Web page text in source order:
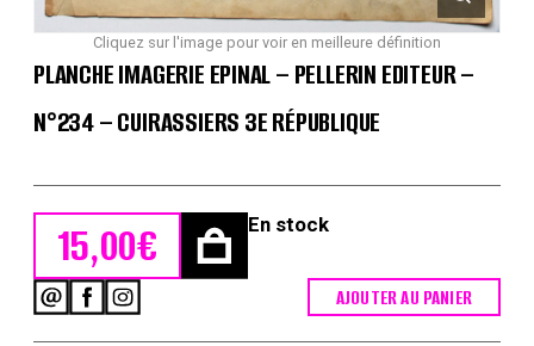
Cliquez sur l'image pour voir en meilleure définition
PLANCHE IMAGERIE EPINAL – PELLERIN EDITEUR –
N°234 – CUIRASSIERS 3E RÉPUBLIQUE
15,00€ En stock
AJOUTER AU PANIER